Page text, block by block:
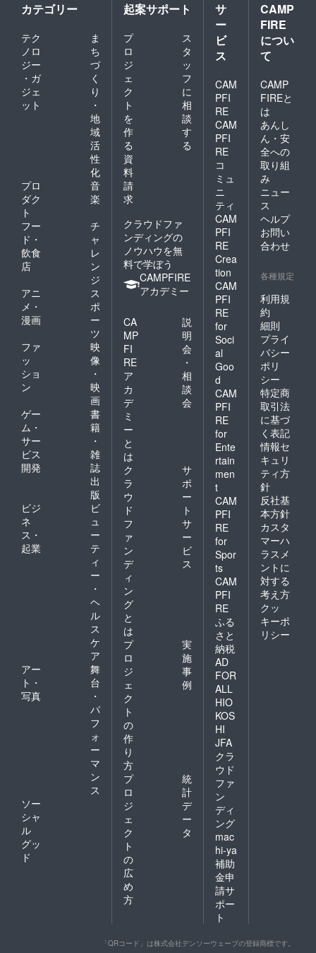
カテゴリー
テク
ノロ
ジー
・ガ
ジェ
ット
ま
ち
づ
く
り
・
地
域
活
性
化
プロ
ダク
ト
音
楽
フー
ド・
飲食
店
チ
ャ
レ
ン
ジ
アニ
メ・
漫画
ス
ポ
ー
ツ
ファ
ッ
ショ
ン
映
像
・
映
画
ゲー
ム・
サー
ビス
開発
書
籍
・
雑
誌
出
版
ビジ
ネ
ス・
起業
ビ
ュ
ー
テ
ィ
ー
・
ヘ
ル
ス
ケ
ア
アー
ト・
写真
舞
台
・
パ
フ
ォ
ー
マ
ン
ス
ソー
シャ
ル
グッ
ド
起案サポート
プ
ロ
ジ
ェ
ク
ト
を
作
る
ス
タ
ッ
フ
に
相
談
す
る
資
料
請
求
クラウドファ
ンディングの
ノウハウを無
料で学ぼう
CAMPFIRE
アカデミー
CA
MP
FI
RE
ア
カ
デ
ミ
ー
と
は
説
明
会
・
相
談
会
ク
ラ
ウ
ド
フ
ァ
ン
デ
ィ
ン
グ
と
は
サ
ポ
ー
ト
サ
ー
ビ
ス
プ
ロ
ジ
ェ
ク
ト
の
作
り
方
実
施
事
例
プ
ロ
ジ
ェ
ク
ト
の
広
め
方
統
計
デ
ー
タ
サ
ー
ビ
ス
CAM
PFI
RE
CAM
PFI
RE
コ
ミュ
ニ
ティ
CAM
PFI
RE
Crea
tion
CAM
PFI
RE
for
Soci
al
Goo
d
CAM
PFI
RE
for
Ente
rtain
men
t
CAM
PFI
RE
for
Spor
ts
CAM
PFI
RE
ふる
さと
納税
AD
FOR
ALL
HIO
KOS
HI
JFA
クラ
ウド
ファ
ン
ディ
ング
mac
hi-ya
補助
金申
請サ
ポー
ト
CAMP
FIRE
につい
て
CAMP
FIREと
は
あんし
ん・安
全への
取り組
み
ニュー
ス
ヘルプ
お問い
合わせ
各種規定
利用規
約
細則
プライ
バシー
ポリ
シー
特定商
取引法
に基づ
く表記
情報セ
キュリ
ティ方
針
反社基
本方針
カスタ
マーハ
ラスメ
ントに
対する
考え方
クッ
キーポ
リシー
「QRコード」は株式会社デンソーウェーブの登録商標です。